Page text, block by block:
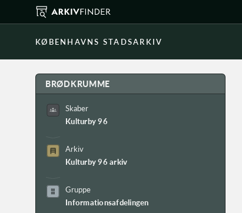
KØBENHAVNS STADSARKIV
BRØDKRUMME
Skaber
Kulturby 96
Arkiv
Kulturby 96 arkiv
Gruppe
Informationsafdelingen